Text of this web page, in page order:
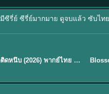
ซีรี่ย์ ซีรี่ย์มากมาย ดูจบแล้ว ซับไท
Our Sticky Love รักติดหนึบ (2026) พากย์ไทย ซับไทย EP.1-12